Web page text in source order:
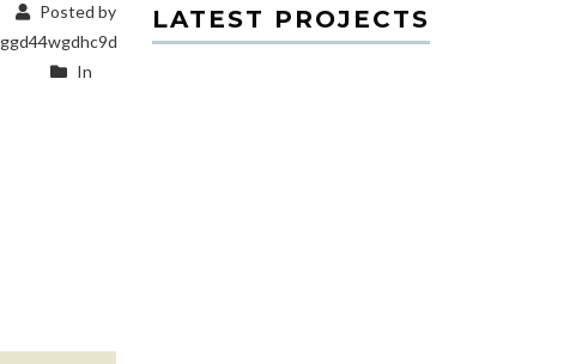
Posted by
In
LATEST PROJECTS